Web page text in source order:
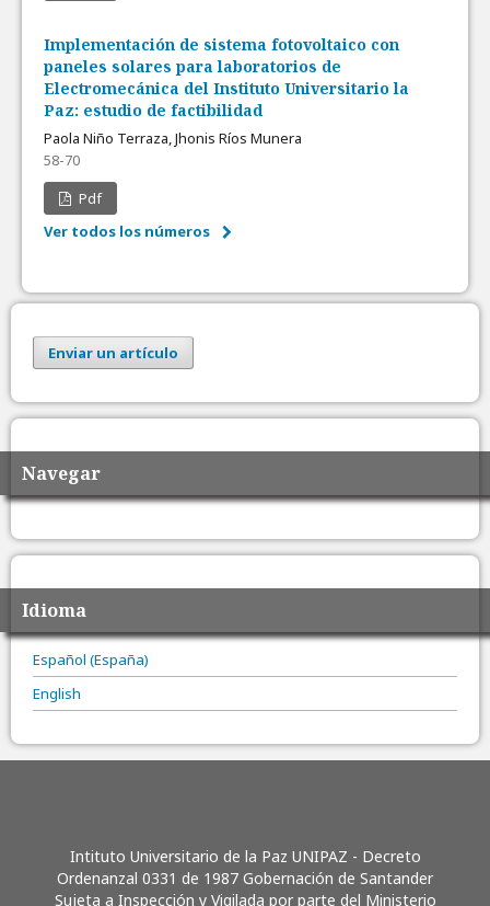
Implementación de sistema fotovoltaico con
paneles solares para laboratorios de
Electromecánica del Instituto Universitario la
Paz: estudio de factibilidad
Paola Niño Terraza, Jhonis Ríos Munera
58-70
Pdf
Ver todos los números
Enviar un artículo
Navegar
Idioma
Español (España)
English
Intituto Universitario de la Paz UNIPAZ - Decreto
Ordenanzal 0331 de 1987 Gobernación de Santander
Sujeta a Inspección y Vigilada por parte del Ministerio